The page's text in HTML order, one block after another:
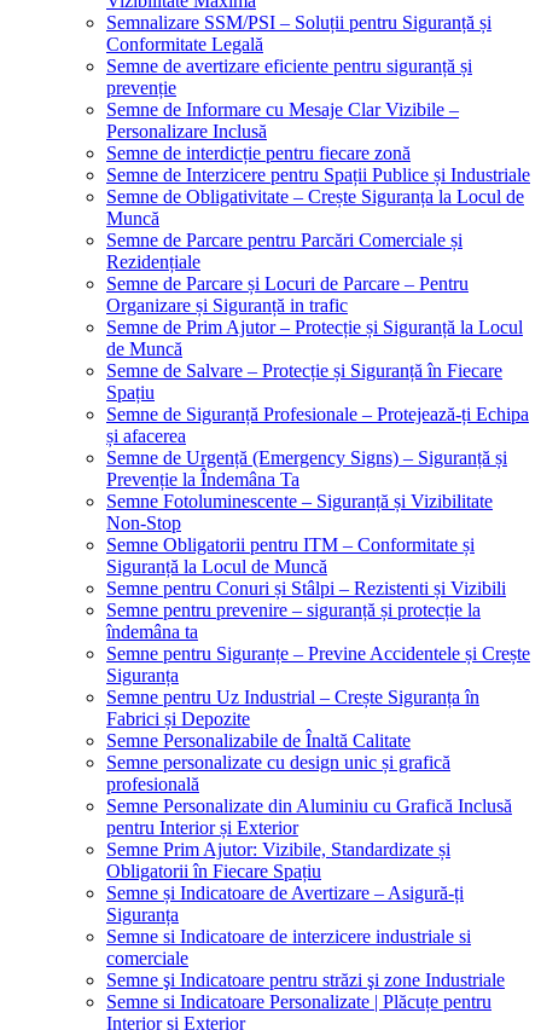
Semnalizare SSM/PSI – Soluții pentru Siguranță și
Conformitate Legală
Semne de avertizare eficiente pentru siguranță și
prevenție
Semne de Informare cu Mesaje Clar Vizibile –
Personalizare Inclusă
Semne de interdicție pentru fiecare zonă
Semne de Interzicere pentru Spații Publice și Industriale
Semne de Obligativitate – Crește Siguranța la Locul de
Muncă
Semne de Parcare pentru Parcări Comerciale și
Rezidențiale
Semne de Parcare și Locuri de Parcare – Pentru
Organizare și Siguranță in trafic
Semne de Prim Ajutor – Protecție și Siguranță la Locul
de Muncă
Semne de Salvare – Protecție și Siguranță în Fiecare
Spațiu
Semne de Siguranță Profesionale – Protejează-ți Echipa
și afacerea
Semne de Urgență (Emergency Signs) – Siguranță și
Prevenție la Îndemâna Ta
Semne Fotoluminescente – Siguranță și Vizibilitate
Non-Stop
Semne Obligatorii pentru ITM – Conformitate și
Siguranță la Locul de Muncă
Semne pentru Conuri și Stâlpi – Rezistenti și Vizibili
Semne pentru prevenire – siguranță și protecție la
îndemâna ta
Semne pentru Siguranțe – Previne Accidentele și Crește
Siguranța
Semne pentru Uz Industrial – Crește Siguranța în
Fabrici și Depozite
Semne Personalizabile de Înaltă Calitate
Semne personalizate cu design unic și grafică
profesională
Semne Personalizate din Aluminiu cu Grafică Inclusă
pentru Interior și Exterior
Semne Prim Ajutor: Vizibile, Standardizate și
Obligatorii în Fiecare Spațiu
Semne și Indicatoare de Avertizare – Asigură-ți
Siguranța
Semne si Indicatoare de interzicere industriale si
comerciale
Semne şi Indicatoare pentru străzi şi zone Industriale
Semne si Indicatoare Personalizate | Plăcuțe pentru
Interior și Exterior